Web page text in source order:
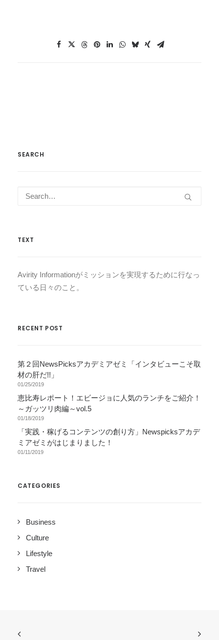
SEARCH
TEXT
Avirity Informationがミッションを実現するために行なっ
ている日々のこと。
RECENT POST
第２回NewsPicksアカデミアゼミ「インタビューこそ取
材の肝だ!!」
01/25/2019
恵比寿レポート！エビージョに人気のランチをご紹介！
～ガッツリ肉編～vol.5
01/18/2019
「実践・稼げるコンテンツの創り方」Newspicksアカデ
ミアゼミがはじまりました！
01/11/2019
CATEGORIES
Business
Culture
Lifestyle
Travel